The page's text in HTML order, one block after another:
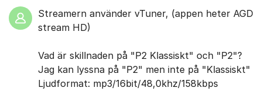
Streamern använder vTuner, (appen heter AGD
stream HD)
Vad är skillnaden på "P2 Klassiskt" och "P2"?
Jag kan lyssna på "P2" men inte på "Klassiskt"
Ljudformat: mp3/16bit/48,0khz/158kbps